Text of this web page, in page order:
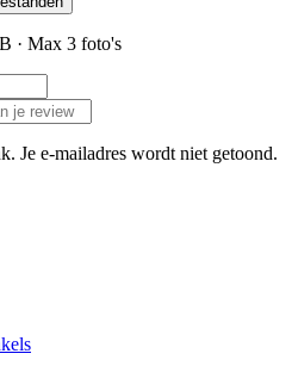
· Max 3 foto's
Je e-mailadres wordt niet getoond.